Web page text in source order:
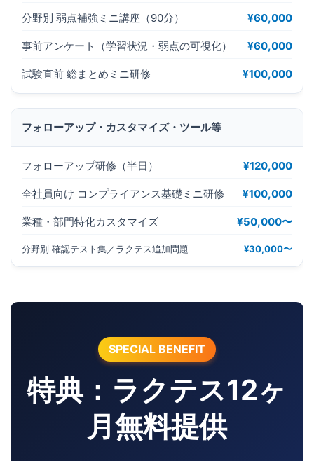
分野別 弱点補強ミニ講座（90分） ¥60,000
事前アンケート（学習状況・弱点の可視化） ¥60,000
試験直前 総まとめミニ研修 ¥100,000
フォローアップ・カスタマイズ・ツール等
フォローアップ研修（半日） ¥120,000
全社員向け コンプライアンス基礎ミニ研修 ¥100,000
業種・部門特化カスタマイズ ¥50,000〜
分野別 確認テスト集／ラクテス追加問題 ¥30,000〜
SPECIAL BENEFIT
特典：ラクテス12ヶ
月無料提供